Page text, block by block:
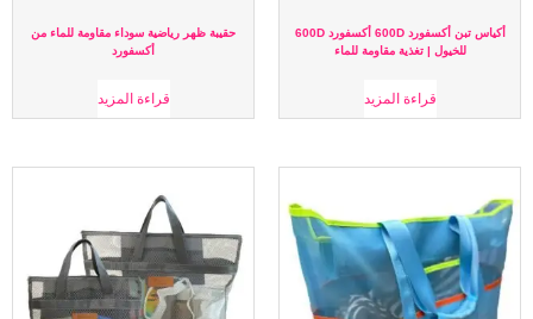
أكياس تبن أكسفورد 600D أكسفورد 600D
للخيول | تغذية مقاومة للماء
قراءة المزيد
حقيبة ظهر رياضية سوداء مقاومة للماء من
أكسفورد
قراءة المزيد